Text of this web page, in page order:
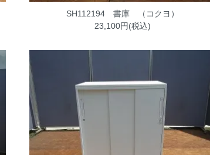
SH112194 書庫 （コクヨ）
23,100円(税込)